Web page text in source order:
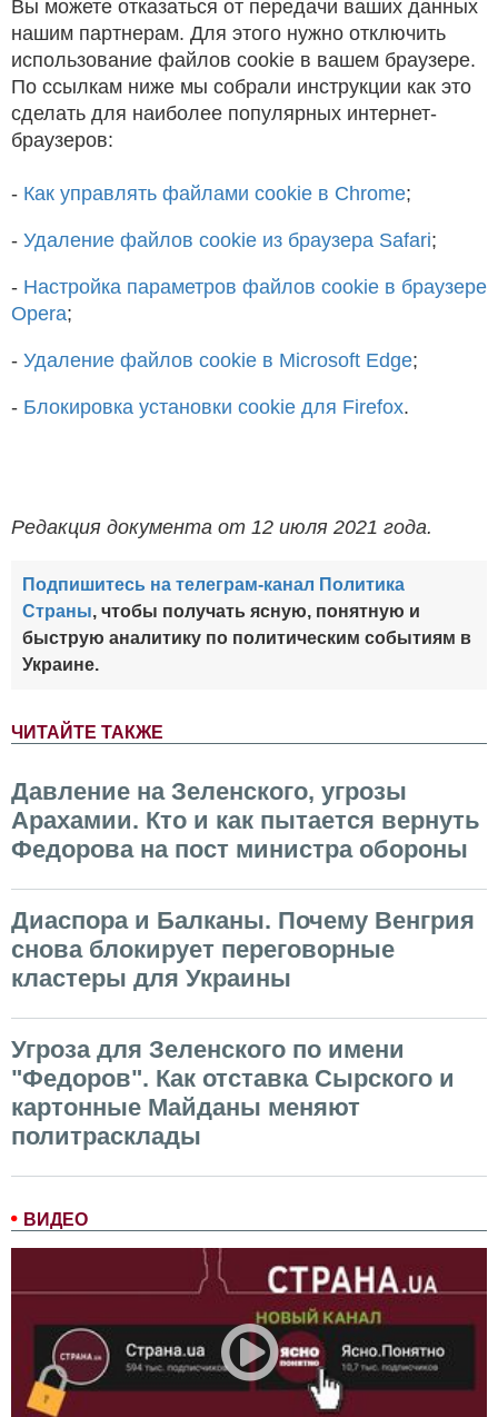
ВИДЕО
Вы можете отказаться от передачи ваших данных
нашим партнерам. Для этого нужно отключить
использование файлов cookie в вашем браузере.
По ссылкам ниже мы собрали инструкции как это
сделать для наиболее популярных интернет-
браузеров:
- Как управлять файлами cookie в Chrome;
- Удаление файлов cookie из браузера Safari;
- Настройка параметров файлов cookie в браузере
Opera;
- Удаление файлов cookie в Microsoft Edge;
- Блокировка установки cookie для Firefox.
Редакция документа от 12 июля 2021 года.
Подпишитесь на телеграм-канал Политика
Страны, чтобы получать ясную, понятную и
быструю аналитику по политическим событиям в
Украине.
ЧИТАЙТЕ ТАКЖЕ
Давление на Зеленского, угрозы
Арахамии. Кто и как пытается вернуть
Федорова на пост министра обороны
Диаспора и Балканы. Почему Венгрия
снова блокирует переговорные
кластеры для Украины
Угроза для Зеленского по имени
"Федоров". Как отставка Сырского и
картонные Майданы меняют
политрасклады